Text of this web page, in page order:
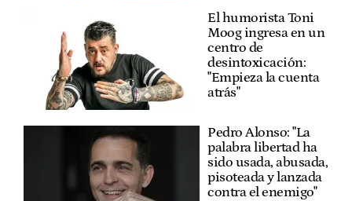
El humorista Toni
Moog ingresa en un
centro de
desintoxicación:
"Empieza la cuenta
atrás"
Pedro Alonso: "La
palabra libertad ha
sido usada, abusada,
pisoteada y lanzada
contra el enemigo"